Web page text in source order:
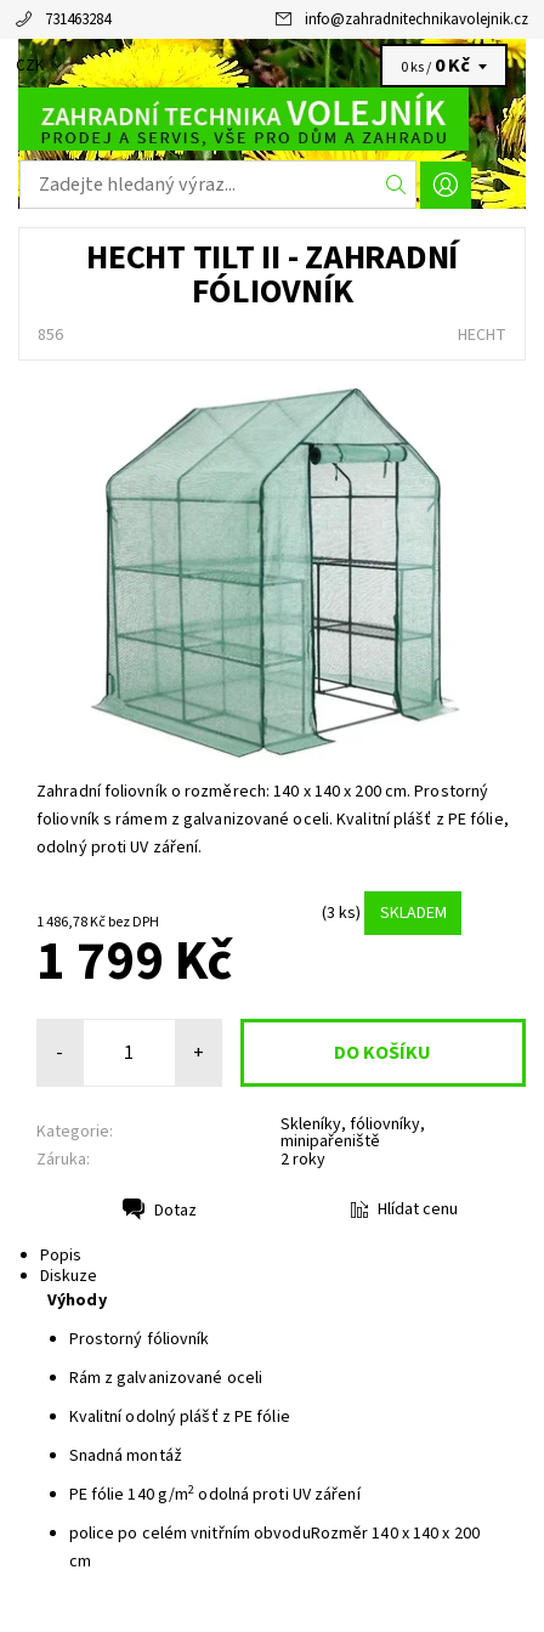
731463284 info@zahradnitechnikavolejnik.cz
CZK 0 ks / 0 Kč
HECHT TILT II - ZAHRADNÍ
FÓLIOVNÍK
856 HECHT
Zahradní foliovník o rozměrech: 140 x 140 x 200 cm. Prostorný
foliovník s rámem z galvanizované oceli. Kvalitní plášť z PE fólie,
odolný proti UV záření.
1 486,78 Kč bez DPH (3 ks) SKLADEM
1 799 Kč
- +
Kategorie: Skleníky, fóliovníky,
minipařeniště
Záruka: 2 roky
Dotaz
Hlídat cenu
Popis
Diskuze
Výhody
Prostorný fóliovník
Rám z galvanizované oceli
Kvalitní odolný plášť z PE fólie
Snadná montáž
PE fólie 140 g/m2 odolná proti UV záření
police po celém vnitřním obvoduRozměr 140 x 140 x 200
cm